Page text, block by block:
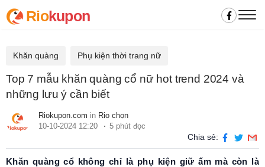
Riokupon
Khăn quàng Phụ kiện thời trang nữ
Top 7 mẫu khăn quàng cổ nữ hot trend 2024 và
những lưu ý cần biết
Riokupon.com in Rio chọn
10-10-2024 12:20
5 phút đọc
Chia sẻ:
Khăn quàng cổ không chỉ là phụ kiện giữ ấm mà còn là